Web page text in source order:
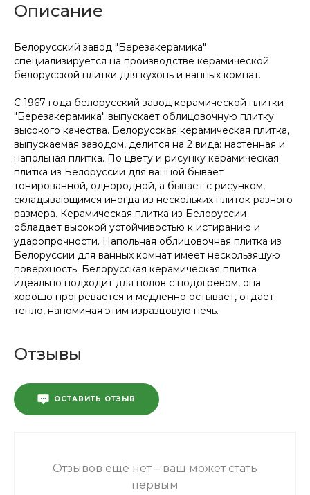
Описание
Белорусский завод "Березакерамика"
специализируется на производстве керамической
белорусской плитки для кухонь и ванных комнат.
С 1967 года белорусский завод керамической плитки
"Березакерамика" выпускает облицовочную плитку
высокого качества. Белорусская керамическая плитка,
выпускаемая заводом, делится на 2 вида: настенная и
напольная плитка. По цвету и рисунку керамическая
плитка из Белоруссии для ванной бывает
тонированной, однородной, а бывает с рисунком,
складывающимся иногда из нескольких плиток разного
размера. Керамическая плитка из Белоруссии
обладает высокой устойчивостью к истиранию и
ударопрочности. Напольная облицовочная плитка из
Белоруссии для ванных комнат имеет нескользящую
поверхность. Белорусская керамическая плитка
идеально подходит для полов с подогревом, она
хорошо прогревается и медленно остывает, отдает
тепло, напоминая этим изразцовую печь.
Отзывы
ОСТАВИТЬ ОТЗЫВ
Отзывов ещё нет – ваш может стать
первым